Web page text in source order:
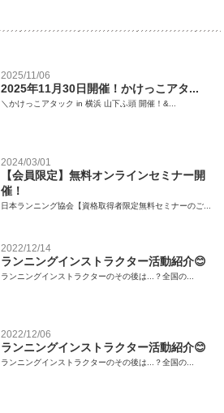
2025/11/06
2025年11月30日開催！かけっこアタ...
＼かけっこアタック in 横浜 山下ふ頭 開催！&...
2024/03/01
【会員限定】無料オンラインセミナー開
催！
日本ランニング協会【資格取得者限定無料セミナーのご...
2022/12/14
ランニングインストラクター活動紹介😊
ランニングインストラクターのその後は...？全国の...
2022/12/06
ランニングインストラクター活動紹介😊
ランニングインストラクターのその後は...？全国の...